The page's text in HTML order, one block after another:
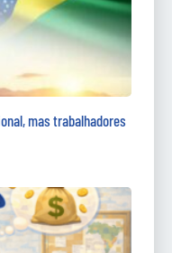
mas trabalhadores